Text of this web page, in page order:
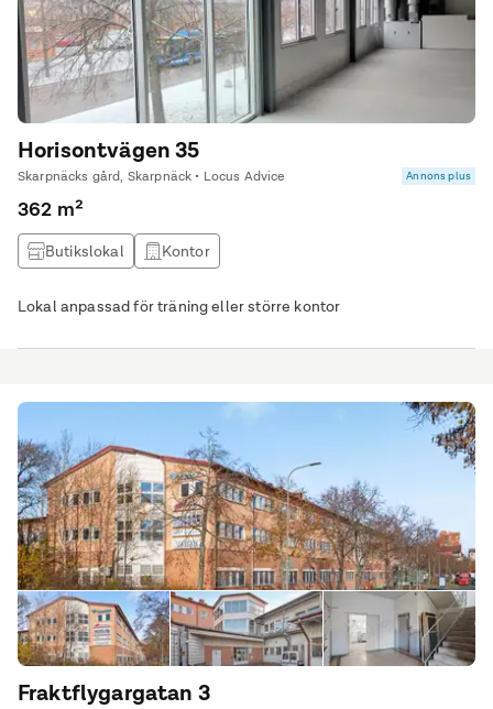
Horisontvägen 35
Skarpnäcks gård, Skarpnäck • Locus Advice Annons plus
362 m²
Butikslokal Kontor
Lokal anpassad för träning eller större kontor
Fraktflygargatan 3